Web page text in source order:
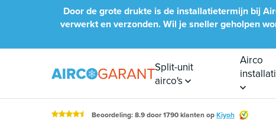
Door de grote drukte is de installatietermijn bij
verwerkt en verzonden. Wil je sneller geholpen
Split-unit
airco's
Airco
Beoordeling: 8.9 door 1790 klanten opKiyoh